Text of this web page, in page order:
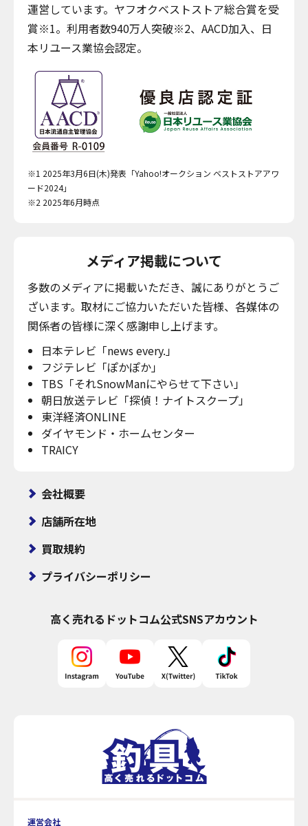
運営しています。ヤフオクベストストア総合賞を受
賞※1。利用者数940万人突破※2、AACD加入、日
本リユース業協会認定。
※1 2025年3月6日(木)発表「Yahoo!オークション ベストストアアワ
ード2024」
※2 2025年6月時点
メディア掲載について
多数のメディアに掲載いただき、誠にありがとうご
ざいます。取材にご協力いただいた皆様、各媒体の
関係者の皆様に深く感謝申し上げます。
日本テレビ「news every.」
フジテレビ「ぽかぽか」
TBS「それSnowManにやらせて下さい」
朝日放送テレビ「探偵！ナイトスクープ」
東洋経済ONLINE
ダイヤモンド・ホームセンター
TRAICY
会社概要
店舗所在地
買取規約
プライバシーポリシー
高く売れるドットコム公式SNSアカウント
運営会社